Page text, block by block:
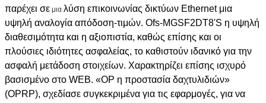
παρέχει σε μια λύση επικοινωνίας δικτύων Ethernet μια
υψηλή αναλογία απόδοση-τιμών. Ofs-MGSF2DT8'S η υψηλή
διαθεσιμότητα και η αξιοπιστία, καθώς επίσης και οι
πλούσιες ιδιότητες ασφαλείας, το καθιστούν ιδανικό για την
ασφαλή μετάδοση στοιχείων. Χαρακτηρίζει επίσης ισχυρό
βασισμένο στο WEB. «OP η προστασία δαχτυλιδιών»
(OPRP), σχεδίασε συγκεκριμένα για τις εφαρμογές, για να